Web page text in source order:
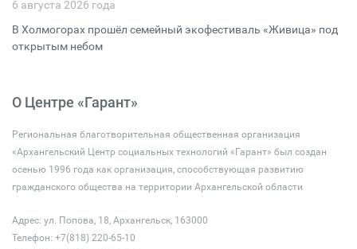
6 августа 2026 года
В Холмогорах прошёл семейный экофестиваль «Живица» под
открытым небом
О Центре «Гарант»
Региональная благотворительная общественная организация
«Архангельский Центр социальных технологий «Гарант» был создан
осенью 1996 года как организация, способствующая развитию
гражданского общества на территории Архангельской области
Адрес: ул. Попова, 18, Архангельск, 163000
Телефон: +7(818) 220-65-10